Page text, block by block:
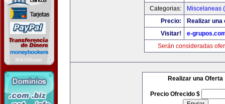
Categorias:
Miscelaneas
Precio:
Realizar una
Visitar!
e-
Serán consideradas
Realizar una Oferta
Precio Ofrecido $